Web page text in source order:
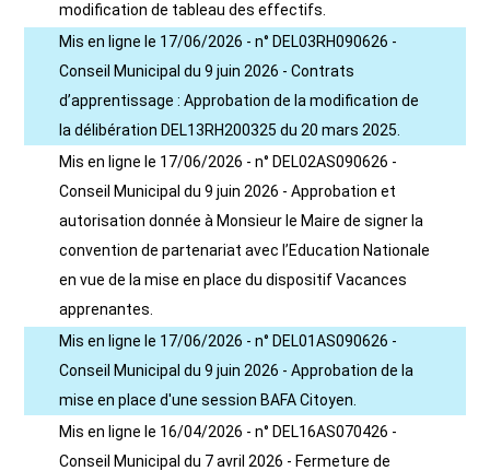
modification de tableau des effectifs.
Mis en ligne le 17/06/2026 - n° DEL03RH090626 -
Conseil Municipal du 9 juin 2026 - Contrats
d’apprentissage : Approbation de la modification de
la délibération DEL13RH200325 du 20 mars 2025.
Mis en ligne le 17/06/2026 - n° DEL02AS090626 -
Conseil Municipal du 9 juin 2026 - Approbation et
autorisation donnée à Monsieur le Maire de signer la
convention de partenariat avec l’Education Nationale
en vue de la mise en place du dispositif Vacances
apprenantes.
Mis en ligne le 17/06/2026 - n° DEL01AS090626 -
Conseil Municipal du 9 juin 2026 - Approbation de la
mise en place d'une session BAFA Citoyen.
Mis en ligne le 16/04/2026 - n° DEL16AS070426 -
Conseil Municipal du 7 avril 2026 - Fermeture de